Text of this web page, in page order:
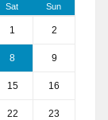
Sat Sun
1 2
8 9
15 16
22 23